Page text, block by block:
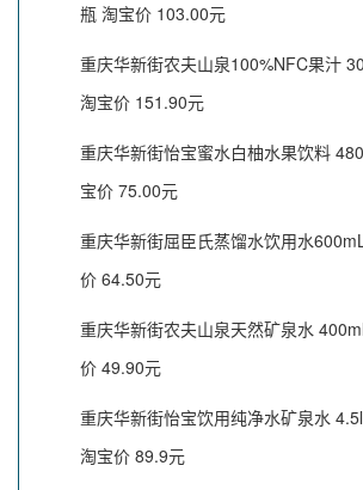
瓶 淘宝价 103.00元
重庆华新街农夫山泉100%NFC果汁
淘宝价 151.90元
重庆华新街怡宝蜜水白柚水果饮料
宝价 75.00元
重庆华新街屈臣氏蒸馏水饮用水
价 64.50元
重庆华新街农夫山泉天然矿泉水
价 49.90元
重庆华新街怡宝饮用纯净水矿泉水
淘宝价 89.9元